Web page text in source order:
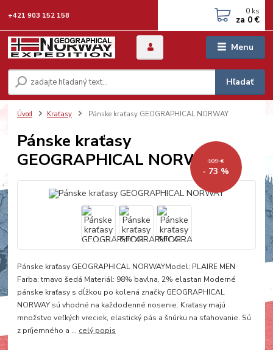
Menu
Hľadať
+421 903 152 158 0 ks
za 0 €
Úvod Kraťasy Pánske kraťasy GEOGRAPHICAL NORWAY
Pánske kraťasy
GEOGRAPHICAL NORWAY
109 €
- 73 %
Pánske kraťasy GEOGRAPHICAL NORWAYModel: PLAIRE MEN
Farba: tmavo šedá Materiál: 98% bavlna, 2% elastan Moderné
pánske kraťasy s dĺžkou po kolená značky GEOGRAPHICAL
NORWAY sú vhodné na každodenné nosenie. Kraťasy majú
množstvo veľkých vreciek, elastický pás a šnúrku na sťahovanie. Sú
z príjemného a ... celý popis